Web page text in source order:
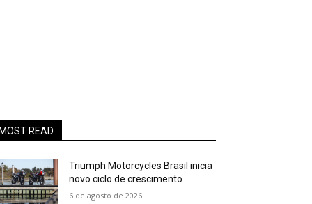
MOST READ
Triumph Motorcycles Brasil inicia
novo ciclo de crescimento
6 de agosto de 2026